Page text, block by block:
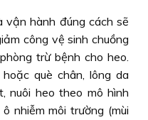
vận hành đúng cách sẽ
công vệ sinh chuồng
trừ bệnh cho heo.
què chân, lông da
nuôi heo theo mô hình
nhiễm môi trường (mùi